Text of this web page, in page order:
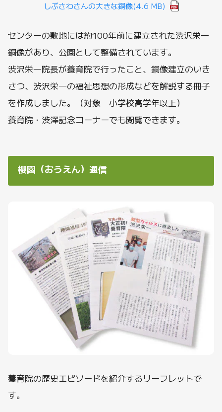
しぶさわさんの大きな銅像(4.6 MB)
センターの敷地には約100年前に建立された渋沢栄一
銅像があり、公園として整備されています。
渋沢栄一院長が養育院で行ったこと、銅像建立のいき
さつ、渋沢栄一の福祉思想の形成などを解説する冊子
を作成しました。（対象 小学校高学年以上）
養育院・渋澤記念コーナーでも閲覧できます。
櫻園（おうえん）通信
養育院の歴史エピソードを紹介するリーフレットで
す。